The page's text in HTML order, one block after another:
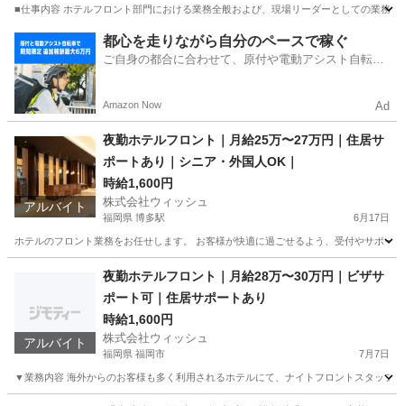
■仕事内容 ホテルフロント部門における業務全般および、現場リーダーとしての業務
大阪難波駅 ホテル 業務
都心を走りながら自分のペースで稼ぐ
ご自身の都合に合わせて、原付や電動アシスト自転車
Amazon Now Ad
アルバイト
夜勤ホテルフロント｜月給25万〜27万円｜住居サ
ポートあり｜シニア・外国人OK｜
時給1,600円
株式会社ウィッシュ
福岡県 博多駅 6月17日
ホテルのフロント業務をお任せします。 お客様が快適に過ごせるよう、受付やサポ
博多駅 時給
アルバイト
夜勤ホテルフロント｜月給28万〜30万円｜ビザサ
ポート可｜住居サポートあり
時給1,600円
株式会社ウィッシュ
福岡県 福岡市 7月7日
▼業務内容 海外からのお客様も多く利用されるホテルにて、ナイトフロントスタッフ